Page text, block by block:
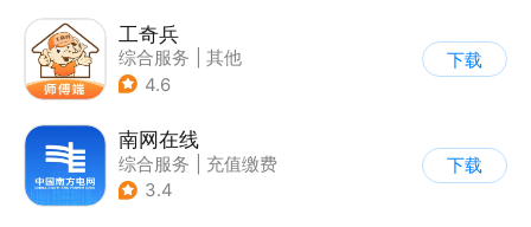
工奇兵
综合服务
其他
4.6
下载
南网在线
综合服务
充值缴费
3.4
下载